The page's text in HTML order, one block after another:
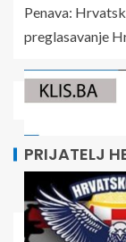
Penava:
preglasavanje
PRIJATELJ